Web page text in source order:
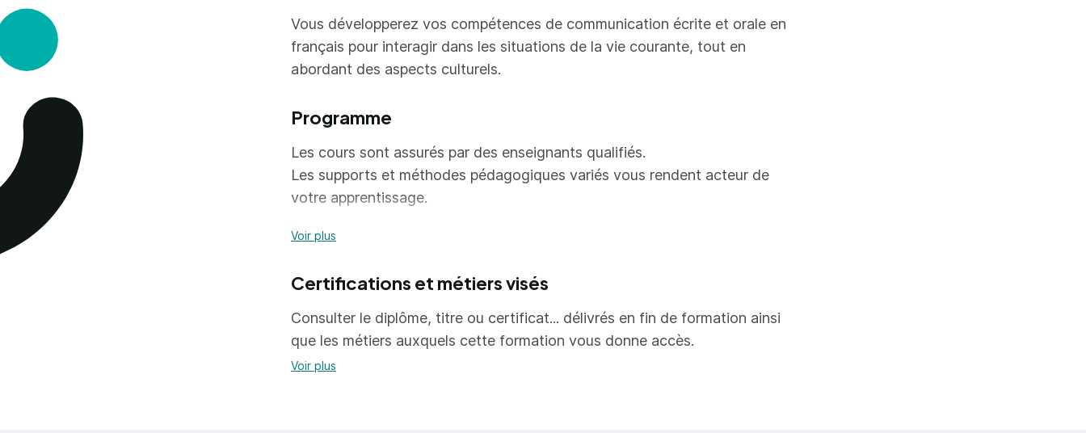
Vous développerez vos compétences de communication écrite et orale en
français pour interagir dans les situations de la vie courante, tout en
abordant des aspects culturels.
Programme
Les cours sont assurés par des enseignants qualifiés.
Les supports et méthodes pédagogiques variés vous rendent acteur de
votre apprentissage.
Session semestrielle
pédagogiques – consulter la page Calendriers et tarifs)
- Les vendredis (et 2 jeudis au mois de septembre) de 9h30 à 13h30
- A partir du niveau A1 acquis
Voir plus
Certifications et métiers visés
Consulter le diplôme, titre ou certificat... délivrés en fin de formation ainsi
que les métiers auxquels cette formation vous donne accès.
Voir plus